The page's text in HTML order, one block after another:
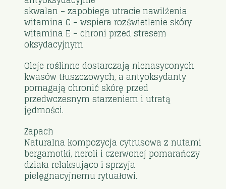
skwalan – zapobiega utracie nawilżenia
witamina C – wspiera rozświetlenie skóry
witamina E – chroni przed stresem
oksydacyjnym
Oleje roślinne dostarczają nienasyconych
kwasów tłuszczowych, a antyoksydanty
pomagają chronić skórę przed
przedwczesnym starzeniem i utratą
jędrności.
Zapach
Naturalna kompozycja cytrusowa z nutami
bergamotki, neroli i czerwonej pomarańczy
działa relaksująco i sprzyja
pielęgnacyjnemu rytuałowi.